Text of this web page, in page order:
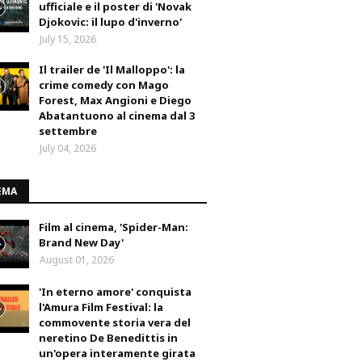
ufficiale e il poster di 'Novak
Djokovic: il lupo d'inverno'
July 15, 2026
Il trailer de 'Il Malloppo': la
crime comedy con Mago
Forest, Max Angioni e Diego
Abatantuono al cinema dal 3
settembre
July 04, 2026
Film al cinema, 'Spider-Man:
Brand New Day'
August 01, 2026
'In eterno amore' conquista
l'Amura Film Festival: la
commovente storia vera del
neretino De Benedittis in
un'opera interamente girata